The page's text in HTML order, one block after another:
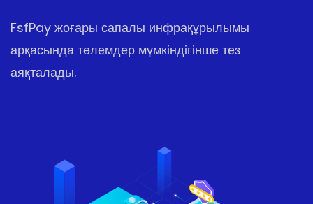
FsfPay жоғары сапалы инфрақұрылымы
арқасында төлемдер мүмкіндігінше тез
аяқталады.